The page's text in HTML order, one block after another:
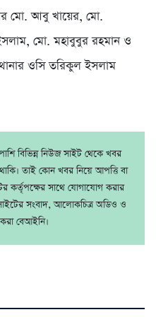
মো. আবু খায়ের, মো.
মো. মহাবুবুর রহমান ও
ওসি তরিকুল ইসলাম
বিভিন্ন নিউজ সাইট থেকে খবর
তাই কোন খবর নিয়ে আপত্তি বা
কর্তৃপক্ষের সাথে যোগাযোগ করার
সংবাদ, আলোকচিত্র অডিও ও
বেআইনি।